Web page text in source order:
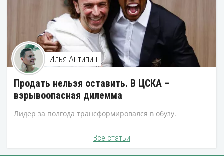
Илья Антипин
Продать нельзя оставить. В ЦСКА –
взрывоопасная дилемма
Лидер за полгода трансформировался в обузу.
Все статьи